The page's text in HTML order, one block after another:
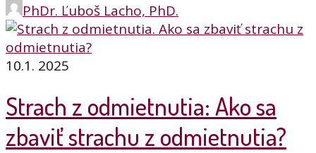
PhDr. Ľuboš Lacho, PhD.
10.1. 2025
Strach z odmietnutia: Ako sa
zbaviť strachu z odmietnutia?